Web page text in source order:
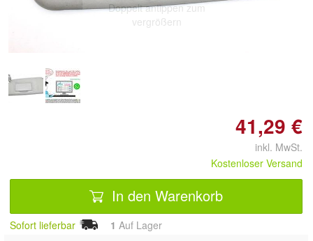
Doppelt antippen zum
vergrößern
41,29 €
inkl. MwSt.
Kostenloser Versand
In den Warenkorb
Sofort lieferbar 1 Auf Lager